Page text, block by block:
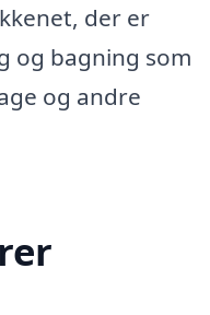
der er
og bagning som
og andre